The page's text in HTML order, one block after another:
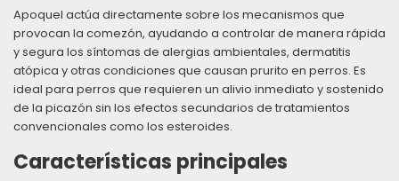
Apoquel actúa directamente sobre los mecanismos que
provocan la comezón, ayudando a controlar de manera rápida
y segura los síntomas de alergias ambientales, dermatitis
atópica y otras condiciones que causan prurito en perros. Es
ideal para perros que requieren un alivio inmediato y sostenido
de la picazón sin los efectos secundarios de tratamientos
convencionales como los esteroides.
Características principales